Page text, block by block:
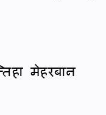
मेहरबान